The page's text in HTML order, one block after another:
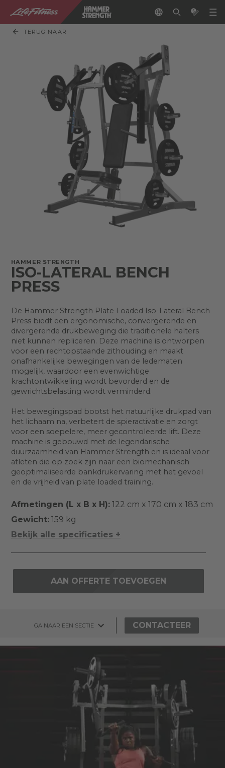
TERUG NAAR
HAMMER STRENGTH
ISO-LATERAL BENCH
PRESS
De Hammer Strength Plate Loaded Iso-Lateral Bench
Press biedt een ergonomische, convergerende en
divergerende drukbeweging die traditionele halters
niet kunnen repliceren. Deze machine is ontworpen
voor een rechtopstaande zithouding en maakt
onafhankelijke bewegingen van de ledematen
mogelijk, waardoor een evenwichtige
krachtontwikkeling wordt bevorderd en de
gewrichtsbelasting wordt verminderd.
Het bewegingspad bootst het natuurlijke drukpad van
het lichaam na, verbetert de spieractivatie en zorgt
voor een soepelere, meer gecontroleerde lift. Deze
machine is gebouwd met de legendarische
duurzaamheid van Hammer Strength en is ideaal voor
atleten die op zoek zijn naar een biomechanisch
geoptimaliseerde bankdrukervaring met het gevoel
en de vrijheid van plate loaded training.
Afmetingen (L x B x H):122 cm x 170 cm x 183 cm
Gewicht:159 kg
Bekijk alle specificaties +
AAN OFFERTE TOEVOEGEN
GA NAAR EEN SECTIE CONTACTEER